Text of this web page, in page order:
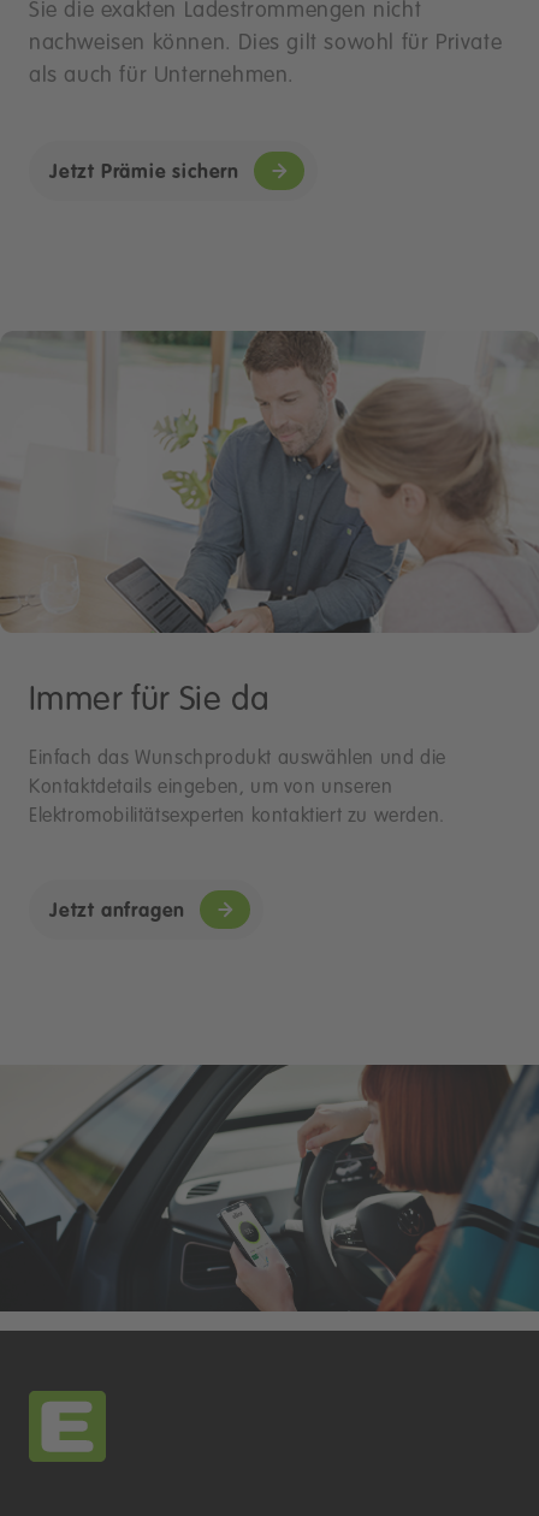
Sie die exakten Ladestrommengen nicht
nachweisen können. Dies gilt sowohl für Private
als auch für Unternehmen.
Jetzt Prämie sichern
Immer für Sie da
Einfach das Wunschprodukt auswählen und die
Kontaktdetails eingeben, um von unseren
Elektromobilitätsexperten kontaktiert zu werden.
Jetzt anfragen